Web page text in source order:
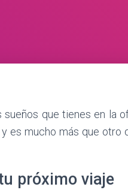
que tienes en la
es mucho más que otro
próximo viaje